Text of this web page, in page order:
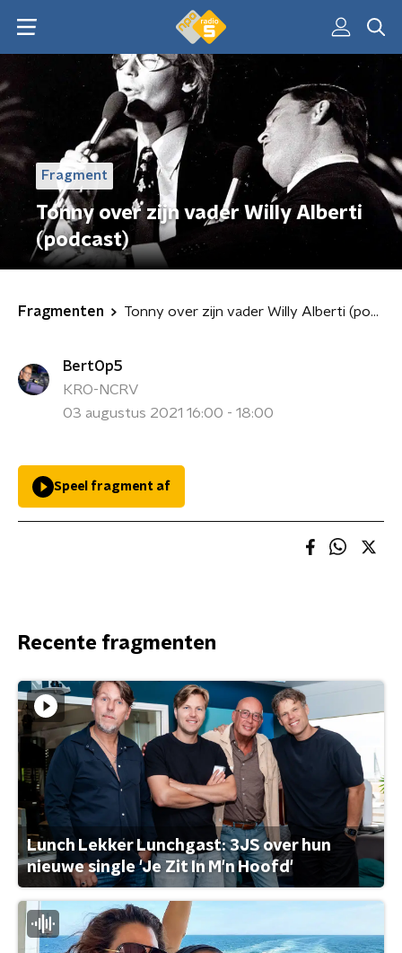
Fragment
Tonny over zijn vader Willy Alberti
(podcast)
Fragmenten Tonny over zijn vader Willy Alberti (podcast)
BertOp5
KRO-NCRV
03 augustus 2021 16:00 - 18:00
Speel fragment af
Recente fragmenten
Lunch Lekker Lunchgast: 3JS over hun
nieuwe single 'Je Zit In M'n Hoofd'